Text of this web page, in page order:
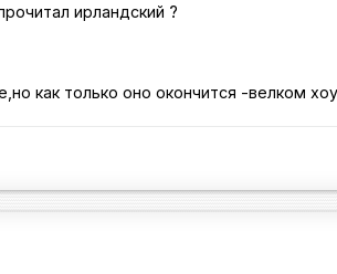
ирландский ?
как только оно окончится -велком